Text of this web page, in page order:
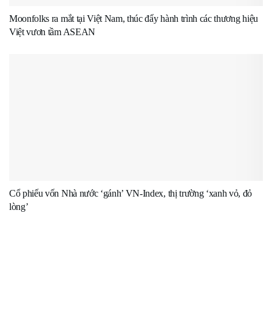
Moonfolks ra mắt tại Việt Nam, thúc đẩy hành trình các thương hiệu
Việt vươn tầm ASEAN
Cổ phiếu vốn Nhà nước ‘gánh’ VN-Index, thị trường ‘xanh vỏ, đỏ
lòng’